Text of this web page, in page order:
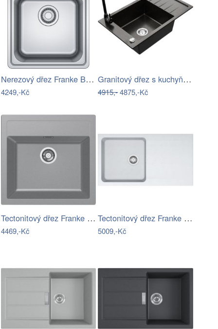
Nerezový dřez Franke BCX 610-42 broušený
4249,-Kč
Granitový dřez s kuchyňskou baterií…
4915,-4875,-Kč
Tectonitový dřez Franke SID 610 Šedá
4469,-Kč
Tectonitový dřez Franke OID 611 Bílá-led
5009,-Kč